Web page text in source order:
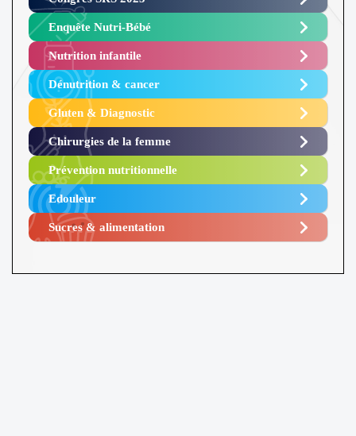
Enquête Nutri-Bébé ​
Nutrition infantile
Dénutrition & cancer
Gluten & Diagnostic
Chirurgies de la femme
Prévention nutritionnelle
Edouleur​
Sucres & alimentation​